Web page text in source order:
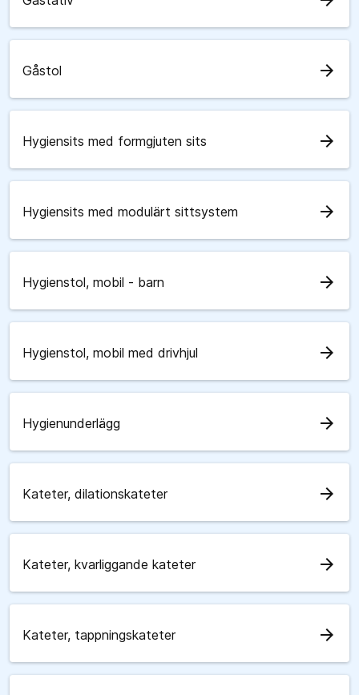
Gåstol arrow_forward
Hygiensits med formgjuten sits arrow_forward
Hygiensits med modulärt sittsystem arrow_forward
Hygienstol, mobil - barn arrow_forward
Hygienstol, mobil med drivhjul arrow_forward
Hygienunderlägg arrow_forward
Kateter, dilationskateter arrow_forward
Kateter, kvarliggande kateter arrow_forward
Kateter, tappningskateter arrow_forward